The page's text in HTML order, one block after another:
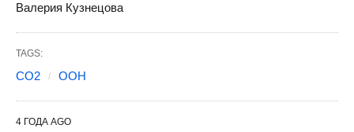
Валерия Кузнецова
TAGS:
CO2 ООН
4 ГОДА AGO